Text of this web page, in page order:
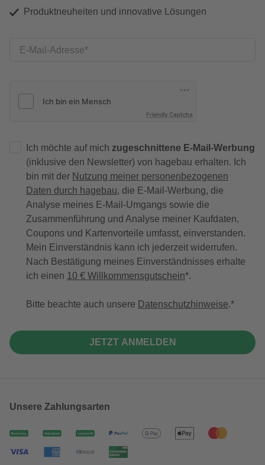
Produktneuheiten und innovative Lösungen
E-Mail-Adresse
Friendly Captcha
Ich möchte auf mich zugeschnittene E-Mail-Werbung
(inklusive den Newsletter) von hagebau erhalten. Ich
bin mit der Nutzung meiner personenbezogenen
Daten durch hagebau, die E-Mail-Werbung, die
Analyse meines E-Mail-Umgangs sowie die
Zusammenführung und Analyse meiner Kaufdaten,
Coupons und Kartenvorteile umfasst, einverstanden.
Mein Einverständnis kann ich jederzeit widerrufen.
Nach Bestätigung meines Einverständnisses erhalte
ich einen 10 € Willkommensgutschein*.
Bitte beachte auch unsere Datenschutzhinweise.
JETZT ANMELDEN
Unsere Zahlungsarten